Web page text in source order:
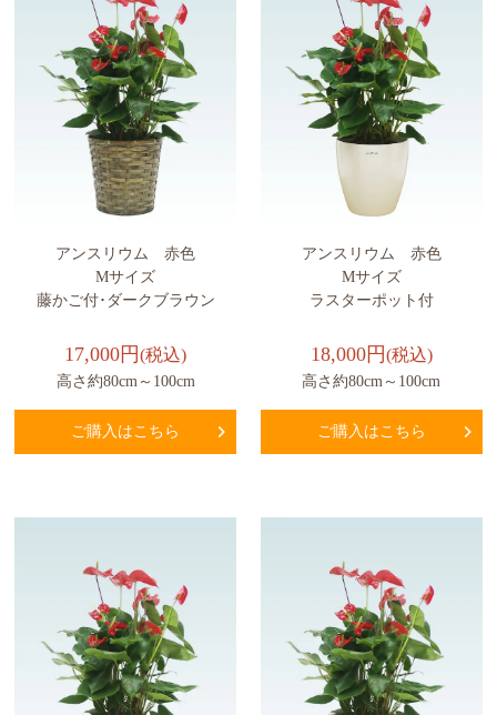
アンスリウム 赤色
Mサイズ
藤かご付･ダークブラウン
17,000円(税込)
高さ約80cm～100cm
ご購入はこちら
アンスリウム 赤色
Mサイズ
ラスターポット付
18,000円(税込)
高さ約80cm～100cm
ご購入はこちら